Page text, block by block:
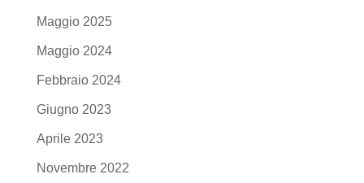
Maggio 2025
Maggio 2024
Febbraio 2024
Giugno 2023
Aprile 2023
Novembre 2022